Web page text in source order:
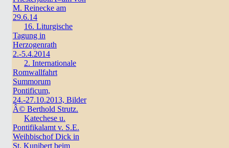
M. Reinecke am
29.6.14
16. Liturgische
Tagung in
Herzogenrath
2.-5.4.2014
2. Internationale
Romwallfahrt
Summorum
Pontificum,
24.-27.10.2013, Bilder
Â© Berthold Strutz.
Katechese u.
Pontifikalamt v. S.E.
Weihbischof Dick in
St. Kunibert beim